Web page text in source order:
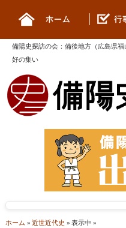
備陽史探訪の会 ： 備後地方（広島県
好の集い
ホーム » 近世近代史 » 表示中 »